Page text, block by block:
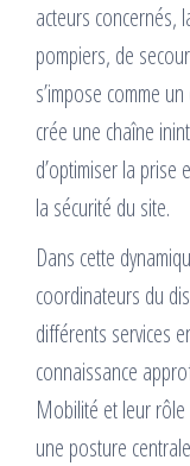
acteurs concernés,
pompiers, de
s’impose comme
crée une chaîne
d’optimiser la prise
la sécurité du site.
Dans cette
coordinateurs du
différents services
connaissance
Mobilité et leur
une posture